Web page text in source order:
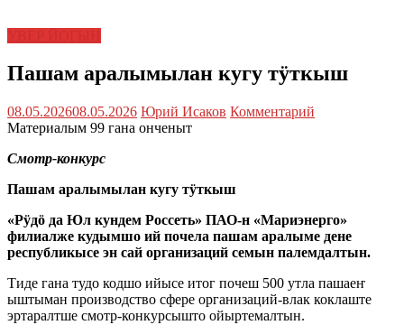
Пашам аралымылан кугу тӱткыш
08.05.202608.05.2026 Юрий Исаков Комментарий
Материалым 99 гана онченыт
Смотр-конкурс
Пашам аралымылан кугу тӱткыш
«Рӱдӧ да Юл кундем Россеть» ПАО-н «Мариэнерго»
филиалже кудымшо ий почела пашам аралыме дене
республикысе эн сай организаций семын палемдалтын.
Тиде гана тудо кодшо ийысе итог почеш 500 утла пашаеҥ
ыштыман производство сфере организаций-влак коклаште
эртаралтше смотр-конкурсышто ойыртемалтын.